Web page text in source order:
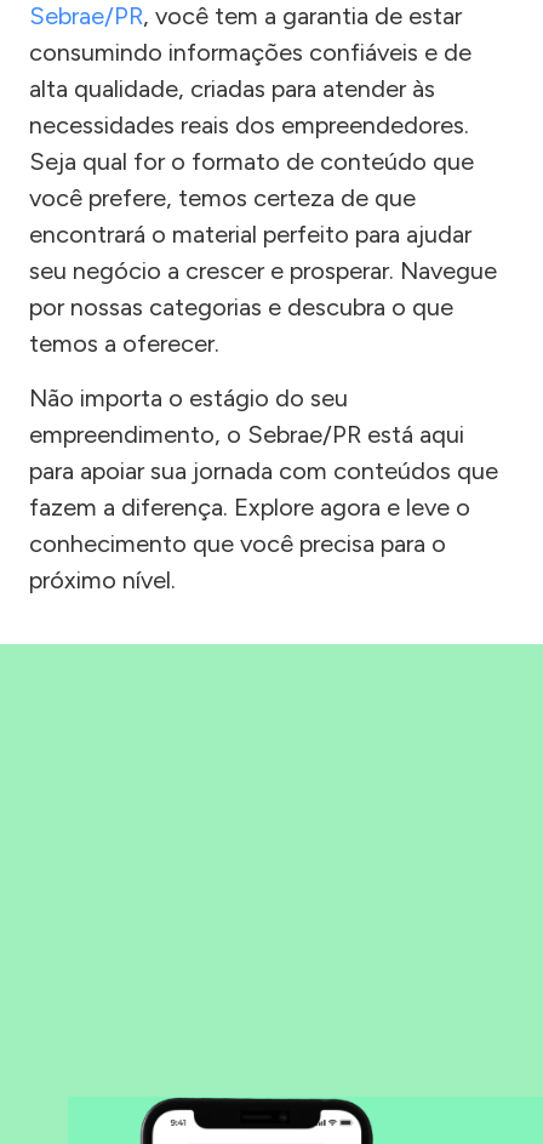
Sebrae/PR, você tem a garantia de estar
consumindo informações confiáveis e de
alta qualidade, criadas para atender às
necessidades reais dos empreendedores.
Seja qual for o formato de conteúdo que
você prefere, temos certeza de que
encontrará o material perfeito para ajudar
seu negócio a crescer e prosperar. Navegue
por nossas categorias e descubra o que
temos a oferecer.
Não importa o estágio do seu
empreendimento, o Sebrae/PR está aqui
para apoiar sua jornada com conteúdos que
fazem a diferença. Explore agora e leve o
conhecimento que você precisa para o
próximo nível.